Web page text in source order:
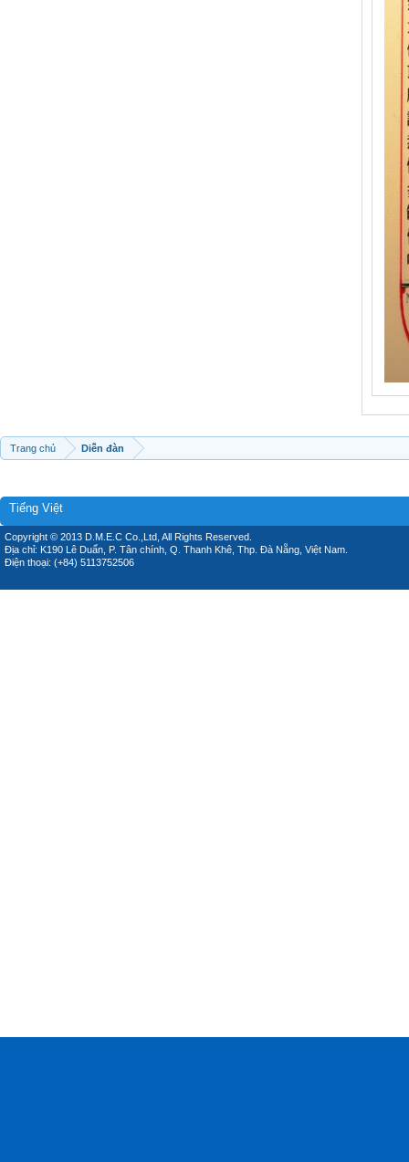
Trang chủ Diễn đàn
Tiếng Việt
Copyright © 2013 D.M.E.C Co.,Ltd, All Rights Reserved.
Địa chỉ: K190 Lê Duẩn, P. Tân chính, Q. Thanh Khê, Thp. Đà Nẵng, Việt Nam.
Điện thoại: (+84) 5113752506